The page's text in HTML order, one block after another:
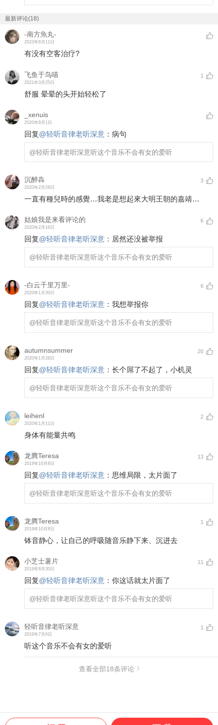
最新评论(18)
-南方魚丸-
2023年8月11日
有没有空客治疗?
飞鱼于鸟喵
2021年3月25日
1
舒服 晕晕的头开始轻松了
_xenuis
2020年8月1日
回复@轻听音律老听深意 ： 病句
@轻听音律老听深意听这个音乐不会有女的爱听
沉醉犇
2020年2月28日
3
一直有種兒時的感覺…我老是想起來大明王朝的嘉靖…
姑娘我是来看评论的
2020年2月16日
6
回复@轻听音律老听深意 ： 居然还没被举报
@轻听音律老听深意听这个音乐不会有女的爱听
-白云千里万里-
2020年1月30日
6
回复@轻听音律老听深意 ： 我想举报你
@轻听音律老听深意听这个音乐不会有女的爱听
autumnsummer
2020年1月28日
20
回复@轻听音律老听深意 ： 长个屌了不起了，小机灵
@轻听音律老听深意听这个音乐不会有女的爱听
leihenl
2020年1月11日
2
身体有能量共鸣
龙腾Teresa
2019年10月8日
13
回复@轻听音律老听深意 ： 思维局限，太片面了
@轻听音律老听深意听这个音乐不会有女的爱听
龙腾Teresa
2019年10月8日
1
钵音静心，让自己的呼吸随音乐静下来、沉进去
小芝士薯片
2019年8月30日
11
回复@轻听音律老听深意 ： 你这话就太片面了
@轻听音律老听深意听这个音乐不会有女的爱听
轻听音律老听深意
2019年7月6日
1
听这个音乐不会有女的爱听
查看全部18条评论